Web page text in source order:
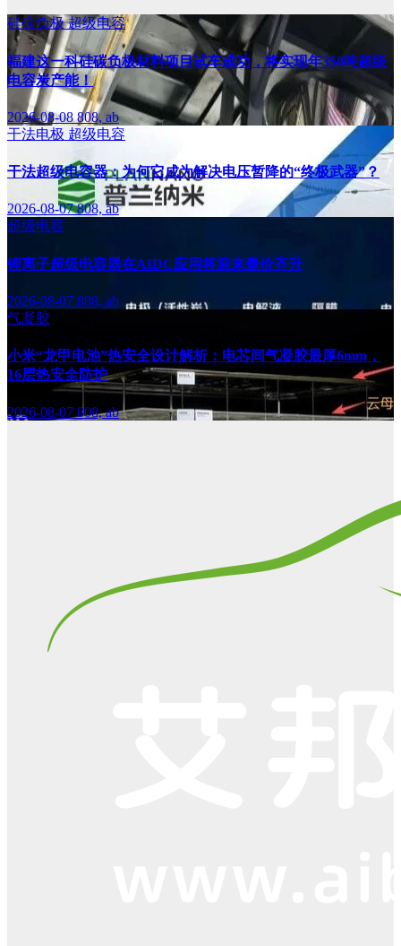
硅碳负极超级电容
福建这一科硅碳负极材料项目试车成功，将实现年350吨超级
电容炭产能！
2026-08-08808, ab
干法电极 超级电容
干法超级电容器：为何它成为解决电压暂降的“终极武器”？
2026-08-07808, ab
超级电容
锂离子超级电容器在AIDC应用将迎来量价齐升
2026-08-07 808, ab
气凝胶
小米“龙甲电池”热安全设计解析：电芯间气凝胶最厚6mm，
16层热安全防护
2026-08-07 808, ab